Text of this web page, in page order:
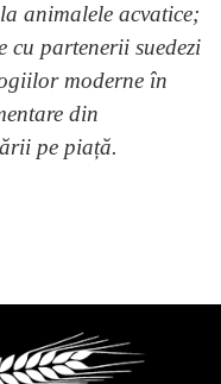
animalele acvatice;
cu partenerii suedezi
moderne în
din
pe piață.